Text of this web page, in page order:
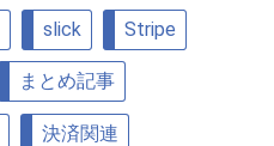
slick Stripe
まとめ記事
決済関連